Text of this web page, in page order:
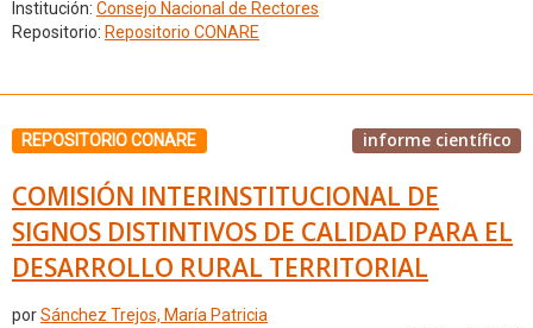
Institución: Consejo Nacional de Rectores
Repositorio: Repositorio CONARE
REPOSITORIO CONARE informe científico
COMISIÓN INTERINSTITUCIONAL DE
SIGNOS DISTINTIVOS DE CALIDAD PARA EL
DESARROLLO RURAL TERRITORIAL
porSánchez Trejos, María Patricia